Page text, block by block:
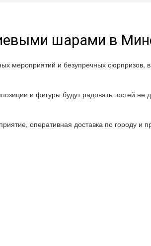
шарами в
мероприятий и безупречных сюрпризов,
и фигуры будут радовать гостей не
оперативная доставка по городу и